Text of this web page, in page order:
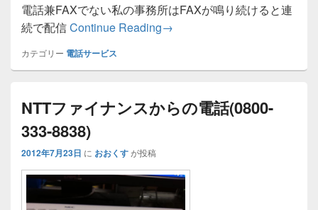
電話兼FAXでない私の事務所はFAXが鳴り続けると連
続で配信Continue Reading間違いファクス？
→
カテゴリー 電話サービス
NTTファイナンスからの電話(0800-
333-8838)
2012年7月23日 に おおくすが投稿